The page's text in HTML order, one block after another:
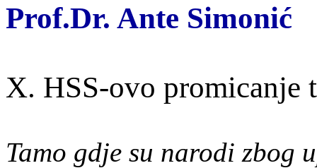
Prof.Dr. Ante Simonić
X. HSS-ovo promicanje
Tamo gdje su narodi